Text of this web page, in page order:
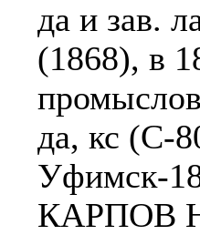
да и зав.
(1868), в
да, кс (С-
Уфимск-
КАРПОВ